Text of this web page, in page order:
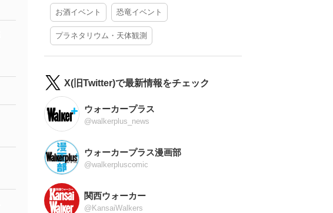
お酒イベント 恐竜イベント
プラネタリウム・天体観測
X(旧Twitter)で最新情報をチェック
ウォーカープラス
@walkerplus_news
ウォーカープラス漫画部
@walkerpluscomic
関西ウォーカー
@KansaiWalkers